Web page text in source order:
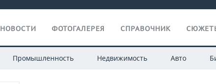
НОВОСТИ ФОТОГАЛЕРЕЯ СПРАВОЧНИК
Промышленность Недвижимость Авто